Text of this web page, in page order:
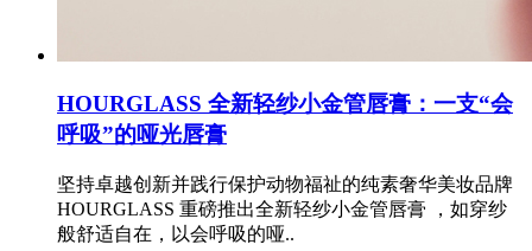
HOURGLASS 全新轻纱小金管唇膏：一支“会
呼吸”的哑光唇膏
坚持卓越创新并践行保护动物福祉的纯素奢华美妆品牌
HOURGLASS 重磅推出全新轻纱小金管唇膏 ，如穿纱
般舒适自在，以会呼吸的哑..